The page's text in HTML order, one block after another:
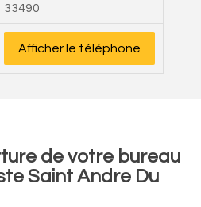
33490
Afficher le téléphone
de votre bureau
Saint Andre Du